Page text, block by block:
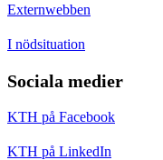
Externwebben
I nödsituation
Sociala medier
KTH på Facebook
KTH på LinkedIn